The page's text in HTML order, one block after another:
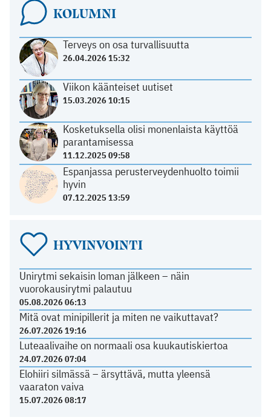
KOLUMNI
Terveys on osa turvallisuutta
26.04.2026 15:32
Viikon käänteiset uutiset
15.03.2026 10:15
Kosketuksella olisi monenlaista käyttöä
parantamisessa
11.12.2025 09:58
Espanjassa perusterveydenhuolto toimii
hyvin
07.12.2025 13:59
HYVINVOINTI
Unirytmi sekaisin loman jälkeen – näin
vuorokausirytmi palautuu
05.08.2026 06:13
Mitä ovat minipillerit ja miten ne vaikuttavat?
26.07.2026 19:16
Luteaalivaihe on normaali osa kuukautiskiertoa
24.07.2026 07:04
Elohiiri silmässä – ärsyttävä, mutta yleensä
vaaraton vaiva
15.07.2026 08:17